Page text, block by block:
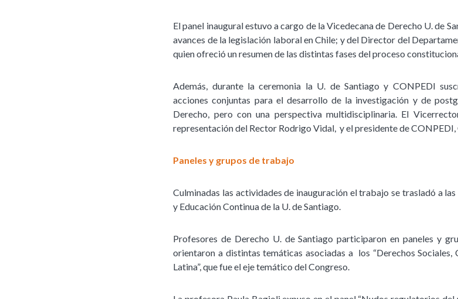
El panel inaugural estuvo a cargo de la Vicedecana de Derecho U. de
avances de la legislación laboral en Chile; y del Director del
quien ofreció un resumen de las distintas fases del proceso
Además, durante la ceremonia la U. de Santiago y CONPEDI
acciones conjuntas para el desarrollo de la investigación y de
Derecho, pero con una perspectiva multidisciplinaria. El
representación del Rector Rodrigo Vidal, y el presidente de
Paneles y grupos de trabajo
Culminadas las actividades de inauguración el trabajo se trasladó a
y Educación Continua de la U. de Santiago.
Profesores de Derecho U. de Santiago participaron en paneles y
orientaron a distintas temáticas asociadas a los “Derechos
Latina”, que fue el eje temático del Congreso.